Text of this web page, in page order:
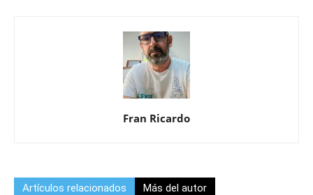
Fran Ricardo
Artículos relacionados Más del autor